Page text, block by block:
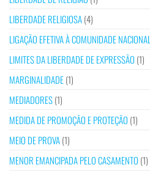
LIBERDADE RELIGIOSA(4)
LIGAÇÃO EFETIVA À COMUNIDADE NACIONAL
LIMITES DA LIBERDADE DE EXPRESSÃO (1)
MARGINALIDADE(1)
MEDIADORES(1)
MEDIDA DE PROMOÇÃO E PROTEÇÃO (1)
MEIO DE PROVA(1)
MENOR EMANCIPADA PELO CASAMENTO (1)